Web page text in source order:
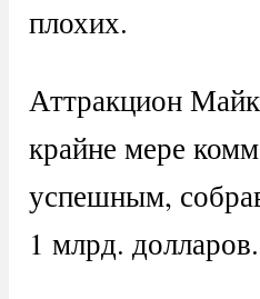
плохих.
Аттракцион
крайне мере
успешным,
1 млрд. долларов.